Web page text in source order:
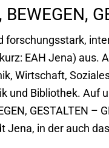
BEWEGEN,
forschungsstark,
EAH Jena) aus.
Wirtschaft,
und Bibliothek. Auf
GESTALTEN
Jena, in der auch